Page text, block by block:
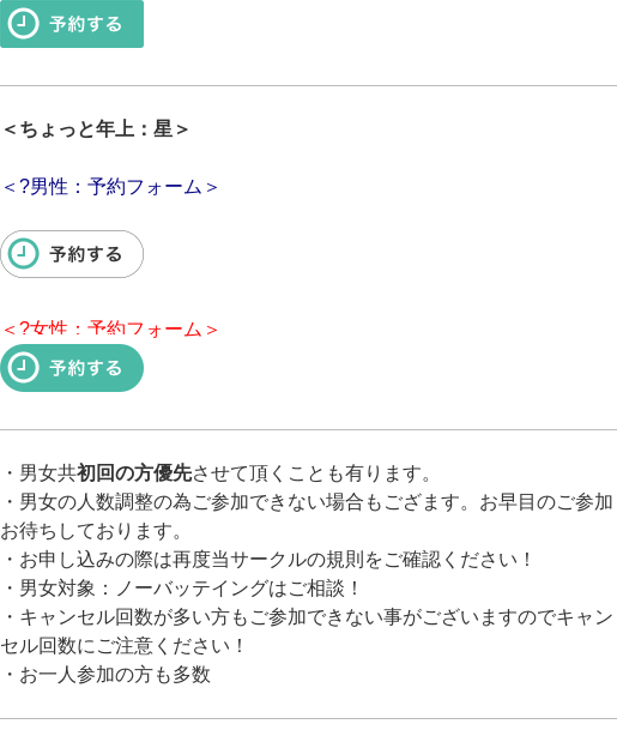
＜ちょっと年上：星＞
＜?男性：予約フォーム＞
＜?女性：予約フォーム＞
・ 男女共初回の方優先させて頂くことも有ります。
・ 男女の人数調整の為ご参加できない場合もござます。お早目のご参加
お待ちしております。
・お申し込みの際は再度当サークルの規則をご確認ください！
・男女対象：ノーバッテイングはご相談！
・キャンセル回数が多い方もご参加できない事がございますのでキャン
セル回数にご注意ください！
・お一人参加の方も多数